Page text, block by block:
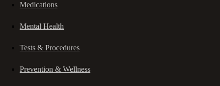
Medications
Mental Health
Tests & Procedures
Prevention & Wellness